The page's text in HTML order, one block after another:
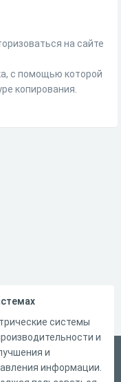
на сайте
с помощью которой
копирования.
системы
и
и
информации.